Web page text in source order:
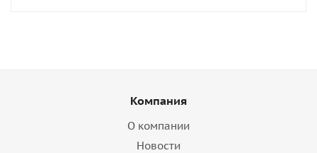
Компания
О компании
Новости